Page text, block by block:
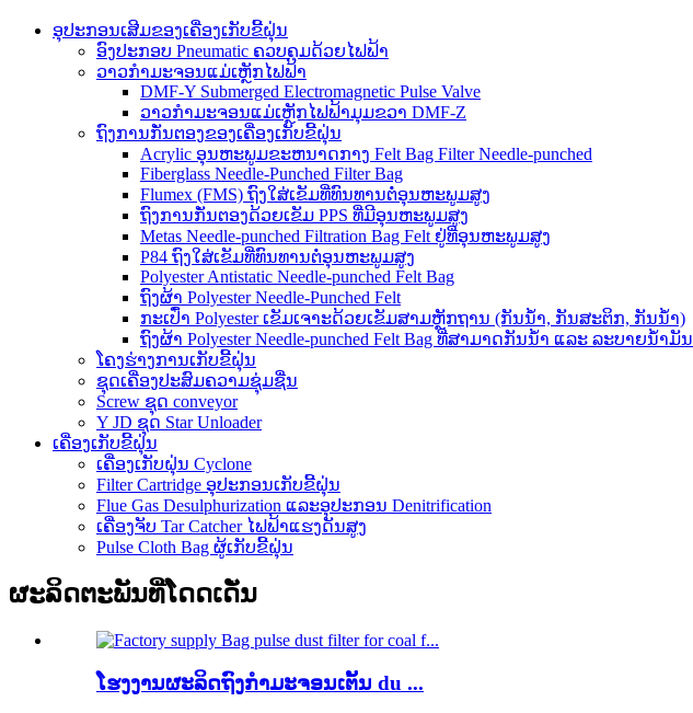
ອຸປະກອນເສີມຂອງເຄື່ອງເກັບຂີ້ຝຸ່ນ
ອົງປະກອບ Pneumatic ຄວບຄຸມດ້ວຍໄຟຟ້າ
ວາວກຳມະຈອນແມ່ເຫຼັກໄຟຟ້າ
DMF-Y Submerged Electromagnetic Pulse Valve
ວາວກຳມະຈອນແມ່ເຫຼັກໄຟຟ້າມຸມຂວາ DMF-Z
ຖົງການກັ່ນຕອງຂອງເຄື່ອງເກັບຂີ້ຝຸ່ນ
Acrylic ອຸນຫະພູມຂະຫນາດກາງ Felt Bag Filter Needle-punched
Fiberglass Needle-Punched Filter Bag
Flumex (FMS) ຖົງໃສ່ເຂັມທີ່ທົນທານຕໍ່ອຸນຫະພູມສູງ
ຖົງການກັ່ນຕອງດ້ວຍເຂັມ PPS ທີ່ມີອຸນຫະພູມສູງ
Metas Needle-punched Filtration Bag Felt ຢູ່ທີ່ອຸນຫະພູມສູງ
P84 ຖົງໃສ່ເຂັມທີ່ທົນທານຕໍ່ອຸນຫະພູມສູງ
Polyester Antistatic Needle-punched Felt Bag
ຖົງຜ້າ Polyester Needle-Punched Felt
ກະເປົ໋າ Polyester ເຂັມເຈາະດ້ວຍເຂັມສາມຫຼັກຖານ (ກັນນໍ້າ, ກັນສະຕິກ, ກັນນໍ້າ)
ຖົງຜ້າ Polyester Needle-punched Felt Bag ທີ່ສາມາດກັນນໍ້າ ແລະ ລະບາຍນໍ້າມັນ
ໂຄງຮ່າງການເກັບຂີ້ຝຸ່ນ
ຊຸດເຄື່ອງປະສົມຄວາມຊຸ່ມຊື່ນ
Screw ຊຸດ conveyor
Y JD ຊຸດ Star Unloader
ເຄື່ອງເກັບຂີ້ຝຸ່ນ
ເຄື່ອງເກັບຝຸ່ນ Cyclone
Filter Cartridge ອຸປະກອນເກັບຂີ້ຝຸ່ນ
Flue Gas Desulphurization ແລະອຸປະກອນ Denitrification
ເຄື່ອງຈັບ Tar Catcher ໄຟຟ້າແຮງດັນສູງ
Pulse Cloth Bag ຜູ້ເກັບຂີ້ຝຸ່ນ
ຜະລິດຕະພັນທີ່ໂດດເດັ່ນ
ໂຮງງານຜະລິດຖົງກໍາມະຈອນເຕັ້ນ du ...